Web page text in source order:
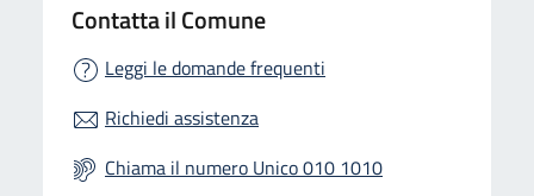
Contatta il Comune
Leggi le domande frequenti
Richiedi assistenza
Chiama il numero Unico 010 1010